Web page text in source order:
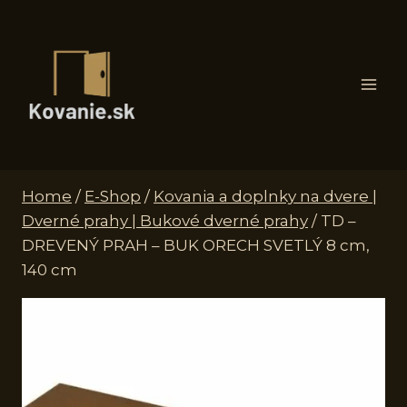
Home / E-Shop / Kovania a doplnky na dvere |
Dverné prahy | Bukové dverné prahy / TD –
DREVENÝ PRAH – BUK ORECH SVETLÝ 8 cm,
140 cm